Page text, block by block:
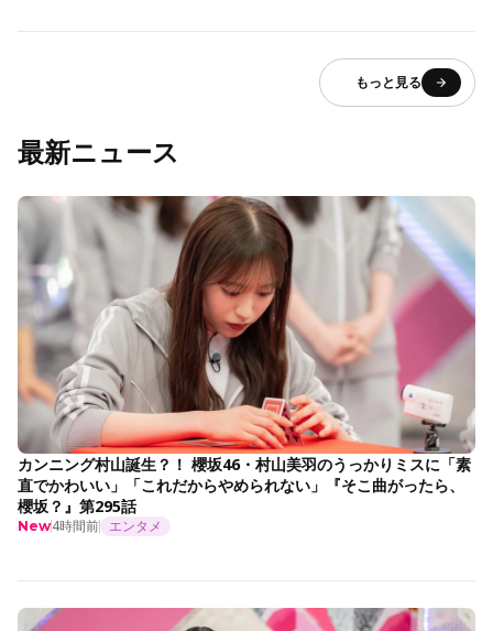
もっと見る
最新ニュース
カンニング村山誕生？！ 櫻坂46・村山美羽のうっかりミスに「素
直でかわいい」「これだからやめられない」『そこ曲がったら、
櫻坂？』第295話
New4時間前 エンタメ